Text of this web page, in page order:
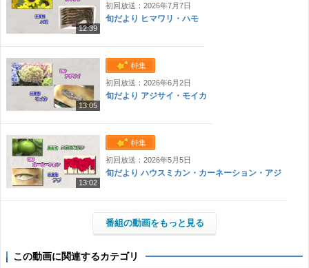
12:39
初回放送：2026年7月7日
旬だより ヒマワリ・ハモ
13:05
特集
初回放送：2026年6月2日
旬だより アジサイ・モイカ
13:02
特集
初回放送：2026年5月5日
旬だより ハウスミカン・カーネーション・アジ
番組の動画をもっと見る
この動画に関連するカテゴリ